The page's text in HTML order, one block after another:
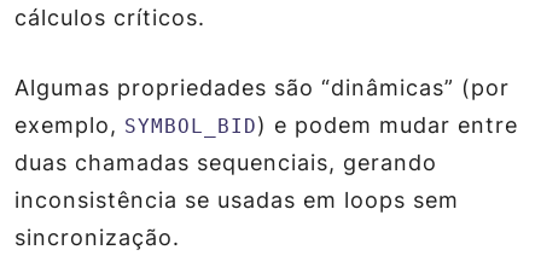
cálculos críticos.
Algumas propriedades são “dinâmicas” (por
exemplo, SYMBOL_BID) e podem mudar entre
duas chamadas sequenciais, gerando
inconsistência se usadas em loops sem
sincronização.